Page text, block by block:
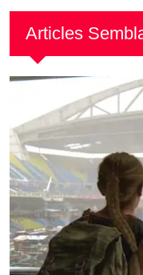
Articles